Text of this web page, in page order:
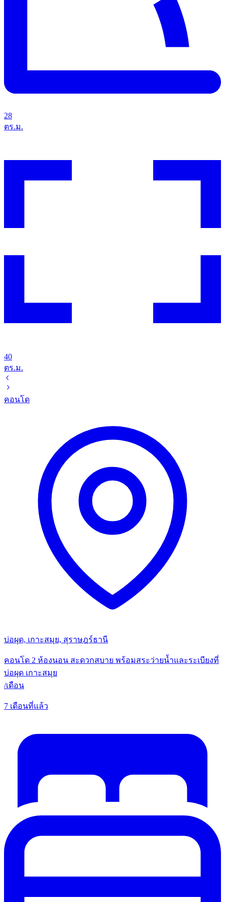
28
ตร.ม.
40
ตร.ม.
คอนโด
บ่อผุด, เกาะสมุย, สุราษฎร์ธานี
คอนโด 2 ห้องนอน สะดวกสบาย พร้อมสระว่ายน้ำและระเบียงที่
บ่อผุด เกาะสมุย
/เดือน
7 เดือนที่แล้ว